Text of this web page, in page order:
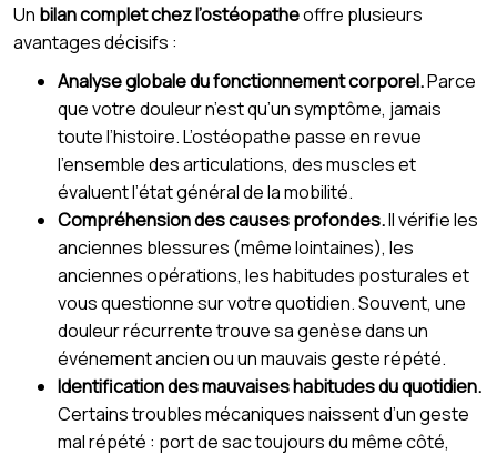
Un bilan complet chez l’ostéopatheoffre plusieurs
avantages décisifs :
Analyse globale du fonctionnement corporel.Parce
que votre douleur n’est qu’un symptôme, jamais
toute l’histoire. L’ostéopathe passe en revue
l’ensemble des articulations, des muscles et
évaluent l’état général de la mobilité.
Compréhension des causes profondes.Il vérifie les
anciennes blessures (même lointaines), les
anciennes opérations, les habitudes posturales et
vous questionne sur votre quotidien. Souvent, une
douleur récurrente trouve sa genèse dans un
événement ancien ou un mauvais geste répété.
Identification des mauvaises habitudes du quotidien.
Certains troubles mécaniques naissent d’un geste
mal répété : port de sac toujours du même côté,